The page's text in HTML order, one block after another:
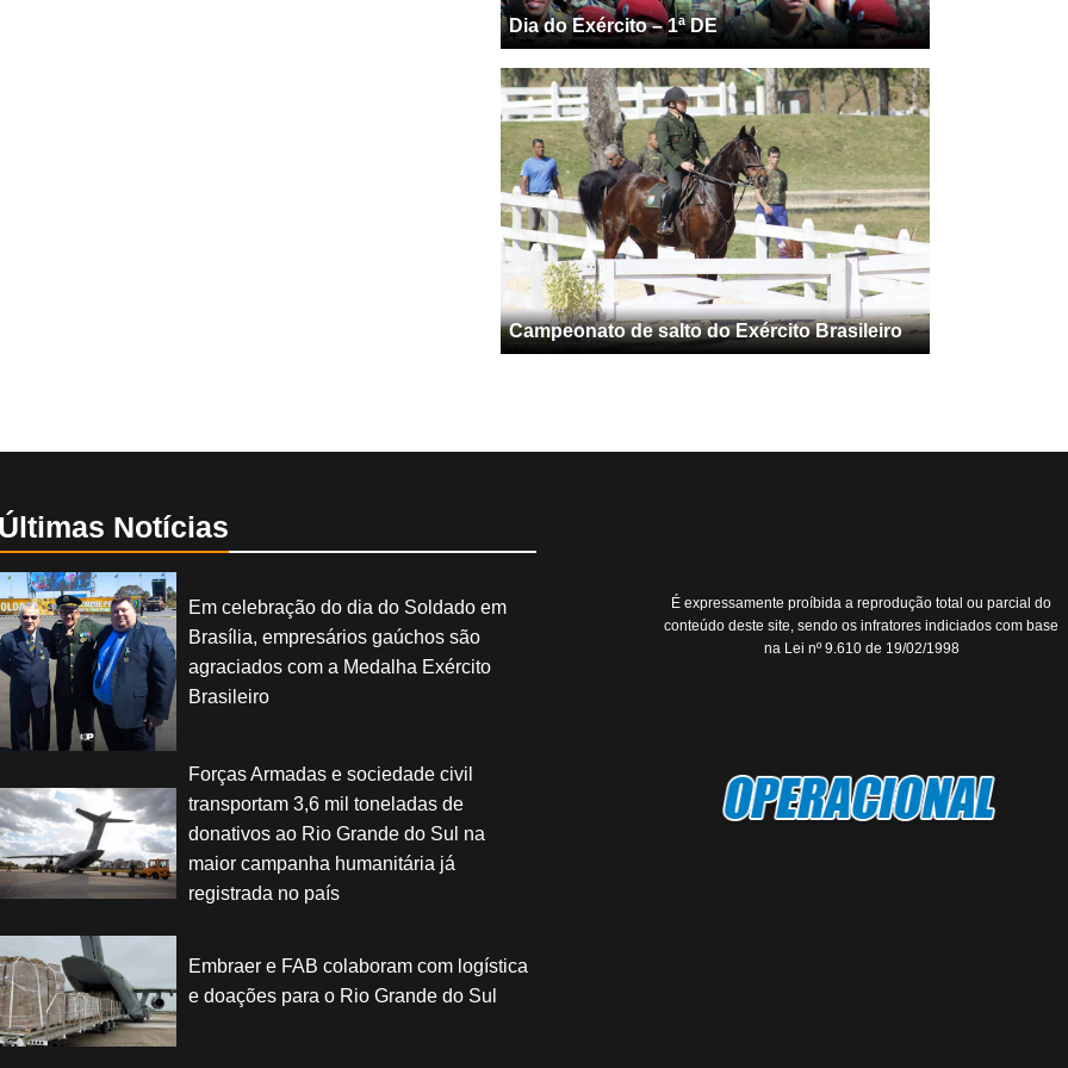
Dia do Exército – 1ª DE
Campeonato de salto do Exército Brasileiro
Últimas Notícias
Em celebração do dia do Soldado em
Brasília, empresários gaúchos são
agraciados com a Medalha Exército
Brasileiro
Forças Armadas e sociedade civil
transportam 3,6 mil toneladas de
donativos ao Rio Grande do Sul na
maior campanha humanitária já
registrada no país
Embraer e FAB colaboram com logística
e doações para o Rio Grande do Sul
É expressamente proíbida a reprodução total ou parcial do
conteúdo deste site, sendo os infratores indiciados com base
na Lei nº 9.610 de 19/02/1998